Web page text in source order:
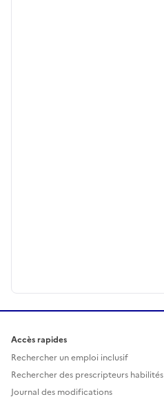
Accès rapides
Rechercher un emploi inclusif
Rechercher des prescripteurs habilités
Journal des modifications